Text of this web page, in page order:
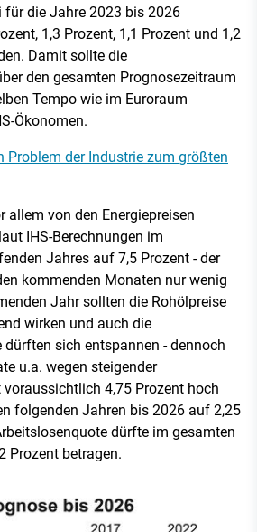
für die Jahre 2023 bis 2026
1,3 Prozent, 1,1 Prozent und 1,2
Damit sollte die
den gesamten Prognosezeitraum
Tempo wie im Euroraum
Ökonomen.
Problem der Industrie zum größten
allem von den Energiepreisen
IHS-Berechnungen im
Jahres auf 7,5 Prozent - der
kommenden Monaten nur wenig
Jahr sollten die Rohölpreise
wirken und auch die
sich entspannen - dennoch
u.a. wegen steigender
4,75 Prozent hoch
folgenden Jahren bis 2026 auf 2,25
dürfte im gesamten
Prozent betragen.